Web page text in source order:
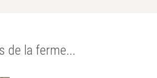
de la ferme...